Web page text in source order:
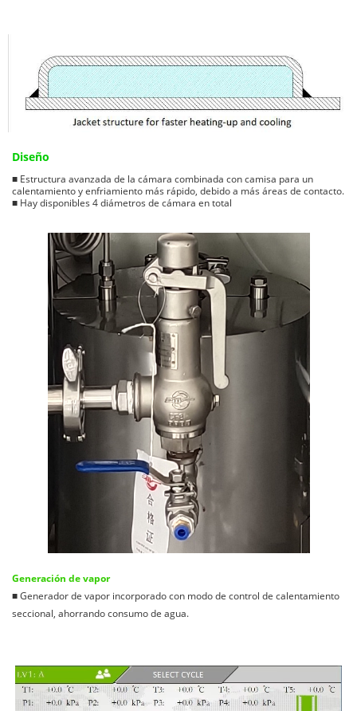
Diseño
■ Estructura avanzada de la cámara combinada con camisa para un
calentamiento y enfriamiento más rápido, debido a más áreas de contacto.
■ Hay disponibles 4 diámetros de cámara en total
Generación de vapor
■ Generador de vapor incorporado con modo de control de calentamiento
seccional, ahorrando consumo de agua.